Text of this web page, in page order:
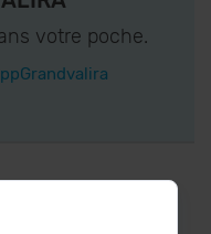
votre poche.